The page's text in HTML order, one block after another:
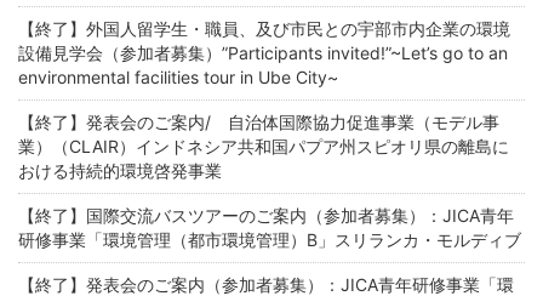
【終了】外国人留学生・職員、及び市民との宇部市内企業の環境
設備見学会（参加者募集）”Participants invited!”~Let’s go to an
environmental facilities tour in Ube City~
【終了】発表会のご案内/ 自治体国際協力促進事業（モデル事
業）（CLAIR）インドネシア共和国パプア州スピオリ県の離島に
おける持続的環境啓発事業
【終了】国際交流バスツアーのご案内（参加者募集）：JICA青年
研修事業「環境管理（都市環境管理）B」スリランカ・モルディブ
【終了】発表会のご案内（参加者募集）：JICA青年研修事業「環